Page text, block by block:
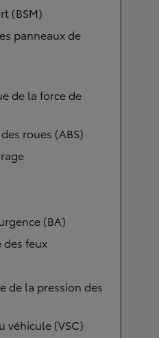
(BSM)
panneaux de
de la force de
roues (ABS)
(BA)
feux
de la pression des
véhicule (VSC)